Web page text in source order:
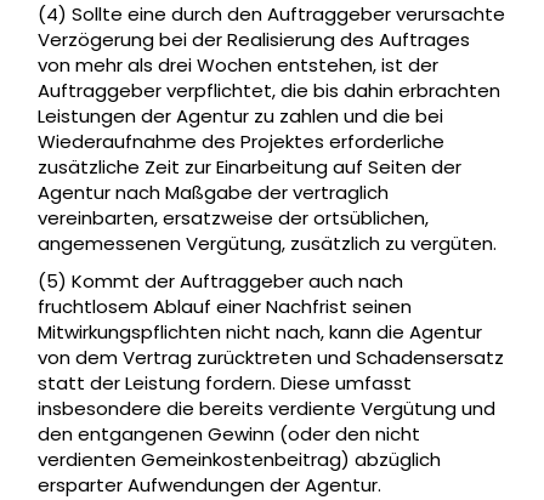
(4) Sollte eine durch den Auftraggeber verursachte
Verzögerung bei der Realisierung des Auftrages
von mehr als drei Wochen entstehen, ist der
Auftraggeber verpflichtet, die bis dahin erbrachten
Leistungen der Agentur zu zahlen und die bei
Wiederaufnahme des Projektes erforderliche
zusätzliche Zeit zur Einarbeitung auf Seiten der
Agentur nach Maßgabe der vertraglich
vereinbarten, ersatzweise der ortsüblichen,
angemessenen Vergütung, zusätzlich zu vergüten.
(5) Kommt der Auftraggeber auch nach
fruchtlosem Ablauf einer Nachfrist seinen
Mitwirkungspflichten nicht nach, kann die Agentur
von dem Vertrag zurücktreten und Schadensersatz
statt der Leistung fordern. Diese umfasst
insbesondere die bereits verdiente Vergütung und
den entgangenen Gewinn (oder den nicht
verdienten Gemeinkostenbeitrag) abzüglich
ersparter Aufwendungen der Agentur.